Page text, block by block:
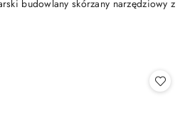
budowlany skórzany narzędziowy z